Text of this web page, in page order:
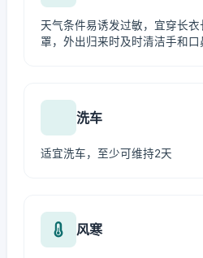
天气条件易诱发过敏，宜穿长
罩，外出归来时及时清洁手和口
洗车
适宜洗车，至少可维持2天
风寒